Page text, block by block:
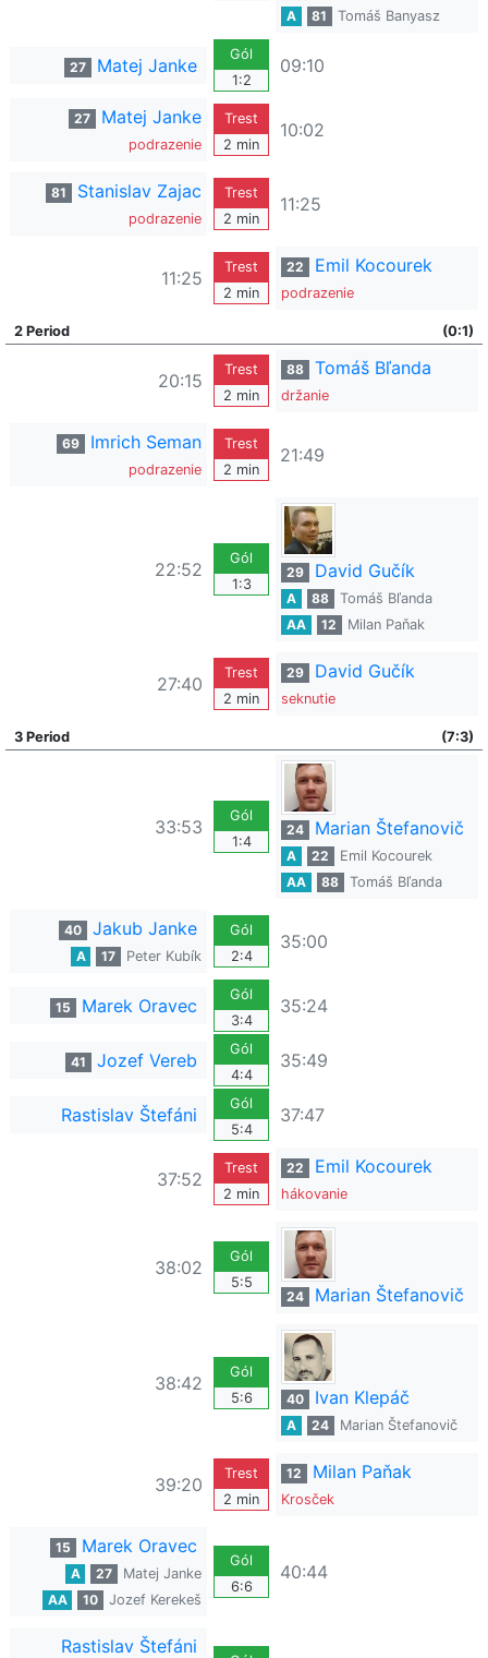
A 81 Tomáš Banyasz
27 Matej Janke
Gól
1:2
09:10
27 Matej Janke
podrazenie
Trest
2 min
10:02
81 Stanislav Zajac
podrazenie
Trest
2 min
11:25
11:25
Trest
2 min
22 Emil Kocourek
podrazenie
2 Period (0:1)
20:15
Trest
2 min
88 Tomáš Bľanda
držanie
69 Imrich Seman
podrazenie
Trest
2 min
21:49
22:52
Gól
1:3
29 David Gučík
A 88
Tomáš Bľanda
AA
12 Milan Paňak
27:40
Trest
2 min
29 David Gučík
seknutie
3 Period (7:3)
33:53
Gól
1:4
24 Marian Štefanovič
A 22
Emil Kocourek
AA
88 Tomáš Bľanda
40 Jakub Janke
A 17 Peter Kubík
Gól
2:4
35:00
15 Marek Oravec
Gól
3:4
35:24
41 Jozef Vereb
Gól
4:4
35:49
Rastislav Štefáni
Gól
5:4
37:47
37:52
Trest
2 min
22 Emil Kocourek
hákovanie
38:02
Gól
5:5
24
Marian Štefanovič
38:42
Gól
5:6
40 Ivan Klepáč
A 24 Marian Štefanovič
39:20
Trest
2 min
12 Milan Paňak
Krosček
15 Marek Oravec
A 27
Matej Janke
AA
10 Jozef Kerekeš
Gól
6:6
40:44
Rastislav Štefáni